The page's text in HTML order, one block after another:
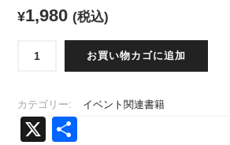
¥1,980 (税込)
ミ
ノ
お買い物カゴに追加
カテゴリー: イベント関連書籍
X